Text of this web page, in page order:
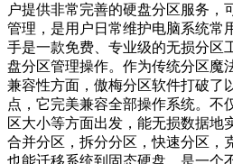
户提供非常完善的硬盘分区服务，
管理，是用户日常维护电脑系统常
手是一款免费、专业级的无损分区
盘分区管理操作。作为传统分区魔
兼容性方面，傲梅分区软件打破了
点，它完美兼容全部操作系统。不
区大小等方面出发，能无损数据地
合并分区，拆分分区，快速分区，
也能迁移系统到固态硬盘，是一个